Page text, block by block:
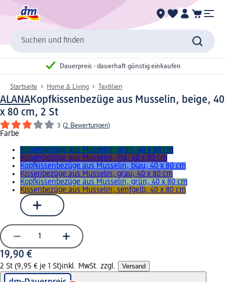
Suchen und finden
Dauerpreis - dauerhaft günstig einkaufen
Startseite Home & Living Textilien
ALANAKopfkissenbezüge aus Musselin, beige, 40
x 80 cm, 2 St
3 (2 Bewertungen)
Farbe
Kissenbezüge aus Musselin, grün, 40 x 80 cm
Kissenbezüge aus Musselin, lila, 40 x 80 cm
Kopfkissenbezüge aus Musselin, blau, 40 x 80 cm
Kissenbezüge aus Musselin, grau, 40 x 80 cm
Kopfkissenbezüge aus Musselin, grün, 40 x 80 cm
Kissenbezüge aus Musselin, senfgelb, 40 x 80 cm
19,90 €
2 St (9,95 € je 1 St)inkl. MwSt. zzgl. Versand